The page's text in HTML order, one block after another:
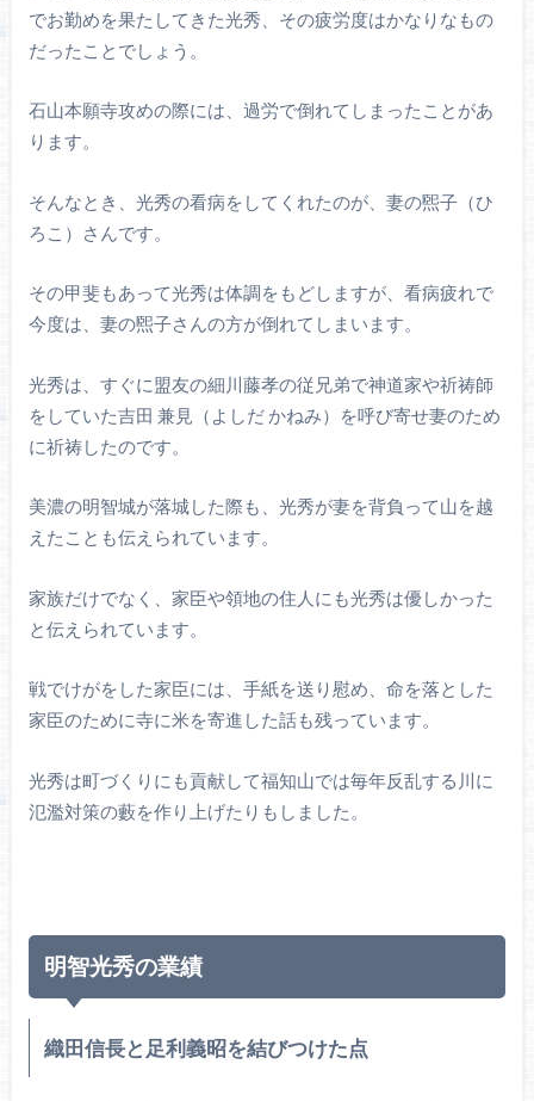
でお勤めを果たしてきた光秀、その疲労度はかなりなもの
だったことでしょう。
石山本願寺攻めの際には、過労で倒れてしまったことがあ
ります。
そんなとき、光秀の看病をしてくれたのが、妻の煕子（ひ
ろこ）さんです。
その甲斐もあって光秀は体調をもどしますが、看病疲れで
今度は、妻の煕子さんの方が倒れてしまいます。
光秀は、すぐに盟友の細川藤孝の従兄弟で神道家や祈祷師
をしていた吉田 兼見（よしだ かねみ）を呼び寄せ妻のため
に祈祷したのです。
美濃の明智城が落城した際も、光秀が妻を背負って山を越
えたことも伝えられています。
家族だけでなく、家臣や領地の住人にも光秀は優しかった
と伝えられています。
戦でけがをした家臣には、手紙を送り慰め、命を落とした
家臣のために寺に米を寄進した話も残っています。
光秀は町づくりにも貢献して福知山では毎年反乱する川に
氾濫対策の藪を作り上げたりもしました。
明智光秀の業績
織田信長と足利義昭を結びつけた点